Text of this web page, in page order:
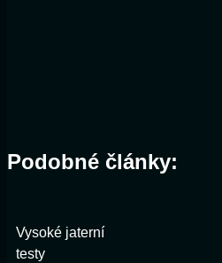
Podobné články:
Vysoké jaterní
testy